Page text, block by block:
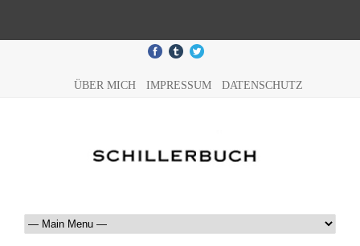
ÜBER MICH IMPRESSUM DATENSCHUTZ